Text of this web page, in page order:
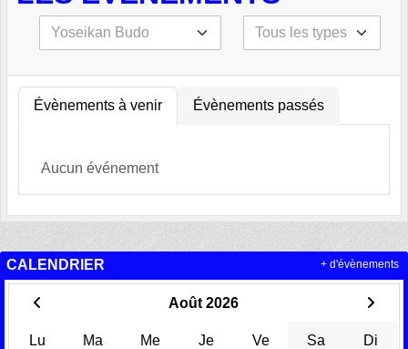
Évènements à venir Évènements passés
Aucun événement
CALENDRIER
Août 2026
Lu Ma Me Je Ve Sa Di
+ d'évènements